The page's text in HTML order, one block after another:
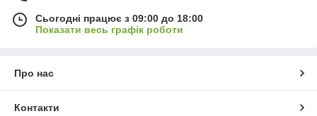
Сьогодні працює з 09:00 до 18:00
Показати весь графік роботи
Про нас
Контакти